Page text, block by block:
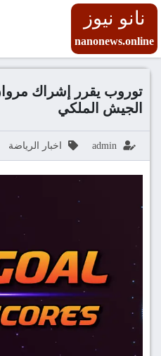
نانو نيوز
nanonews.online
توروب يقرر إشراك
الجيش الملكي
admin اخبار الرياضة